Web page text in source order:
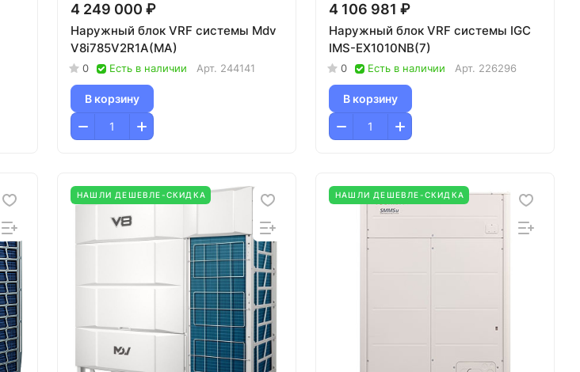
4 249 000 ₽
Наружный блок VRF системы Mdv
V8i785V2R1A(MA)
0 Есть в наличии Арт. 244141
В корзину
4 106 981 ₽
Наружный блок VRF системы IGC
IMS-EX1010NB(7)
0 Есть в наличии Арт. 226296
В корзину
НАШЛИ ДЕШЕВЛЕ-СКИДКА НАШЛИ ДЕШЕВЛЕ-СКИДКА